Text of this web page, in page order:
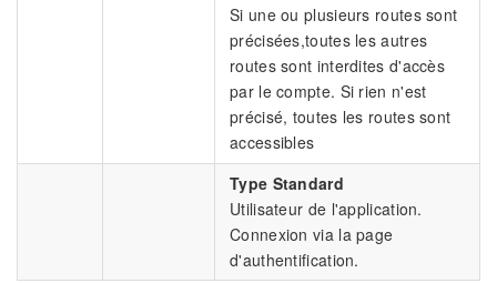
Si une ou plusieurs routes sont
précisées,toutes les autres
routes sont interdites d'accès
par le compte. Si rien n'est
précisé, toutes les routes sont
accessibles
Type Standard
Utilisateur de l'application.
Connexion via la page
d'authentification.